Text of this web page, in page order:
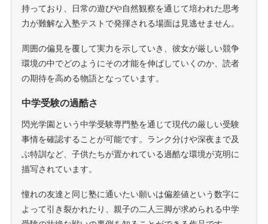
持っており、日常の遊びや自然観察を通じて培われた思考
力が難解な入塾テストで発揮される場面は見逃せません。
周囲の偏見を覆して実力を示していき、彼女が厳しい競争
環境の中でどのようにその才能を伸ばしていくのか、読者
の期待を高める物語となっています。
中学受験の過酷さ
閃光学園という中学受験専門塾を通じて現代の厳しい受験
事情を確認することが可能です。ランク分けや深夜まで及
ぶ特訓など、子供たちが置かれている過酷な環境が克明に
描写されています。
憧れの友達と同じ塾に通いたい願いは偏差値という数字に
よって引き裂かれたり、親子の二人三脚が求められる中学